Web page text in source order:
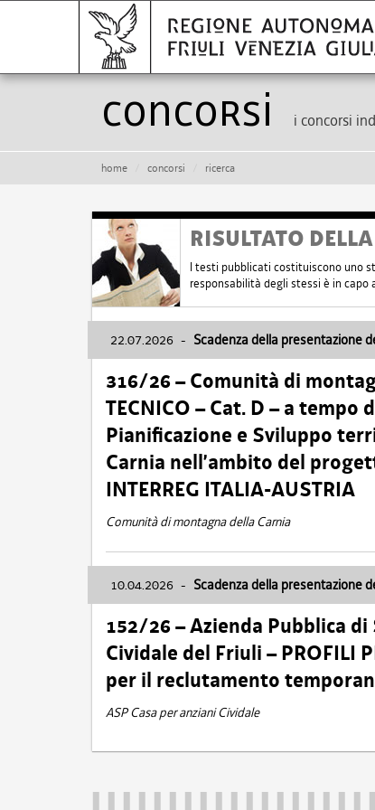
Concorsi i concorsi
home concorsi ricerca
RISULTATO
I testi pubblicati costituiscono uno
responsabilità degli stessi è in capo
22.07.2026 - Scadenza della presentazione
316/26 – Comunità di
TECNICO – Cat. D – a
Pianificazione e Sviluppo
Carnia nell’ambito del
INTERREG ITALIA-AUSTRIA
Comunità di montagna della Carnia
10.04.2026 - Scadenza della presentazione
152/26 – Azienda Pubblica di
Cividale del Friuli – PROFILI
per il reclutamento
ASP Casa per anziani Cividale